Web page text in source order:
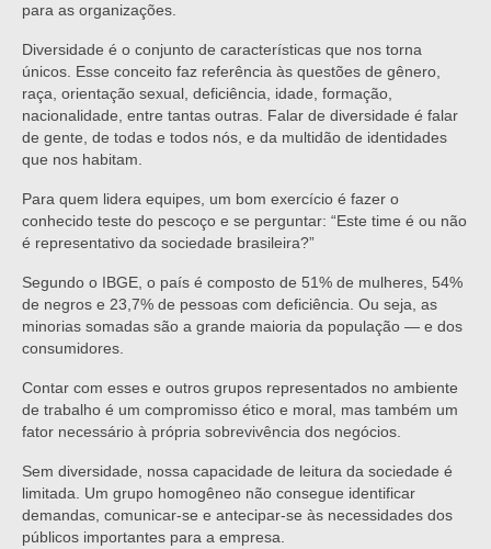
para as organizações.
Diversidade é o conjunto de características que nos torna
únicos. Esse conceito faz referência às questões de gênero,
raça, orientação sexual, deficiência, idade, formação,
nacionalidade, entre tantas outras. Falar de diversidade é falar
de gente, de todas e todos nós, e da multidão de identidades
que nos habitam.
Para quem lidera equipes, um bom exercício é fazer o
conhecido teste do pescoço e se perguntar: “Este time é ou não
é representativo da sociedade brasileira?”
Segundo o IBGE, o país é composto de 51% de mulheres, 54%
de negros e 23,7% de pessoas com deficiência. Ou seja, as
minorias somadas são a grande maioria da população — e dos
consumidores.
Contar com esses e outros grupos representados no ambiente
de trabalho é um compromisso ético e moral, mas também um
fator necessário à própria sobrevivência dos negócios.
Sem diversidade, nossa capacidade de leitura da sociedade é
limitada. Um grupo homogêneo não consegue identificar
demandas, comunicar-se e antecipar-se às necessidades dos
públicos importantes para a empresa.